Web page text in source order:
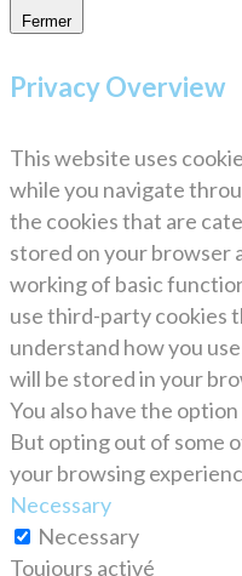
Fermer
Privacy Overview
This website uses
while you navigate
the cookies that are
stored on your browser
working of basic
use third-party cookies
understand how you
will be stored in your
You also have the
But opting out of some
your browsing
Necessary
Necessary
Toujours activé